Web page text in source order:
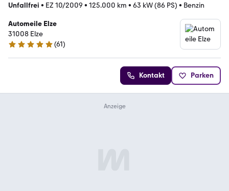
Unfallfrei • EZ 10/2009 • 125.000 km • 63 kW (86 PS) • Benzin
Automeile Elze
31008 Elze
5 Sterne
(61)
Kontakt Parken